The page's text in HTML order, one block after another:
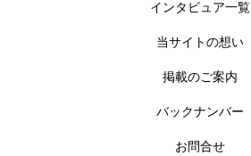
インタビュア一覧
当サイトの想い
掲載のご案内
バックナンバー
お問合せ